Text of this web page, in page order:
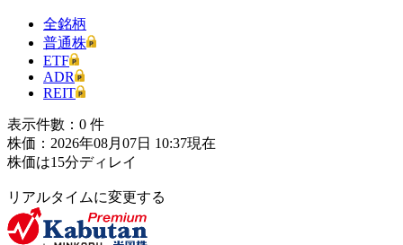
全銘柄
普通株
ETF
ADR
REIT
表示件數： 0 件
株価：2026年08月07日 10:37現在
株価は15分ディレイ
リアルタイムに変更する